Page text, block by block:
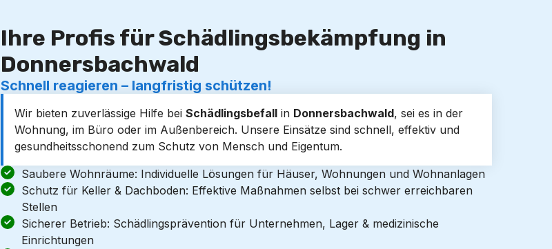
Ihre Profis für Schädlingsbekämpfung in
Donnersbachwald
Schnell reagieren – langfristig schützen!
Wir bieten zuverlässige Hilfe bei Schädlingsbefallin Donnersbachwald, sei es in der
Wohnung, im Büro oder im Außenbereich. Unsere Einsätze sind schnell, effektiv und
gesundheitsschonend zum Schutz von Mensch und Eigentum.
Saubere Wohnräume: Individuelle Lösungen für Häuser, Wohnungen und Wohnanlagen
Schutz für Keller & Dachboden: Effektive Maßnahmen selbst bei schwer erreichbaren
Stellen
Sicherer Betrieb: Schädlingsprävention für Unternehmen, Lager & medizinische
Einrichtungen